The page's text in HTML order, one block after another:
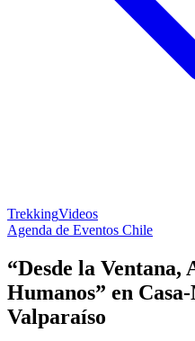
TrekkingVideos
Agenda de Eventos Chile
“Desde la Ventana,
Humanos” en
Valparaíso